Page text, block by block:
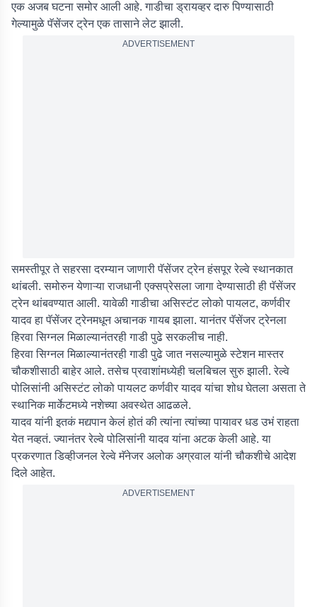
एक अजब घटना समोर आली आहे. गाडीचा ड्रायव्हर दारु पिण्यासाठी
गेल्यामुळे पॅसेंजर ट्रेन एक तासाने लेट झाली.
ADVERTISEMENT
समस्तीपूर ते सहरसा दरम्यान जाणारी पॅसेंजर ट्रेन हंसपूर रेल्वे स्थानकात
थांबली. समोरुन येणाऱ्या राजधानी एक्सप्रेसला जागा देण्यासाठी ही पॅसेंजर
ट्रेन थांबवण्यात आली. यावेळी गाडीचा असिस्टंट लोको पायलट, कर्णवीर
यादव हा पॅसेंजर ट्रेनमधून अचानक गायब झाला. यानंतर पॅसेंजर ट्रेनला
हिरवा सिग्नल मिळाल्यानंतरही गाडी पुढे सरकलीच नाही.
हिरवा सिग्नल मिळाल्यानंतरही गाडी पुढे जात नसल्यामुळे स्टेशन मास्तर
चौकशीसाठी बाहेर आले. तसेच प्रवाशांमध्येही चलबिचल सुरु झाली. रेल्वे
पोलिसांनी असिस्टंट लोको पायलट कर्णवीर यादव यांचा शोध घेतला असता ते
स्थानिक मार्केटमध्ये नशेच्या अवस्थेत आढळले.
यादव यांनी इतकं मद्यपान केलं होतं की त्यांना त्यांच्या पायावर धड उभं राहता
येत नव्हतं. ज्यानंतर रेल्वे पोलिसांनी यादव यांना अटक केली आहे. या
प्रकरणात डिव्हीजनल रेल्वे मॅनेजर अलोक अग्रवाल यांनी चौकशीचे आदेश
दिले आहेत.
ADVERTISEMENT